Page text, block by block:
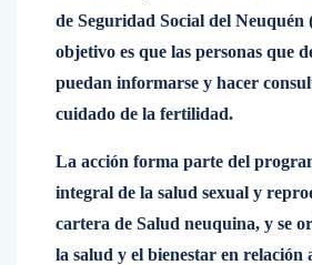
de Seguridad Social del Neuquén
objetivo es que las personas que
puedan informarse y hacer
cuidado de la fertilidad.
La acción forma parte del
integral de la salud sexual y
cartera de Salud neuquina, y se
la salud y el bienestar en relación